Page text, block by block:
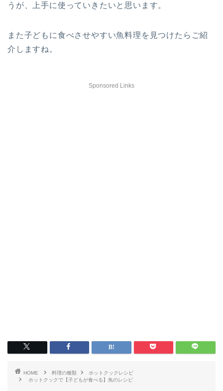
うが、上手に使っていきたいと思います。
また子どもに食べさせやすい魚料理を見つけたらご紹
介しますね。
Sponsored Links
HOME 料理の種類
ホットクックレシピ
ホットクックで【子どもが食べる】魚のレシピ